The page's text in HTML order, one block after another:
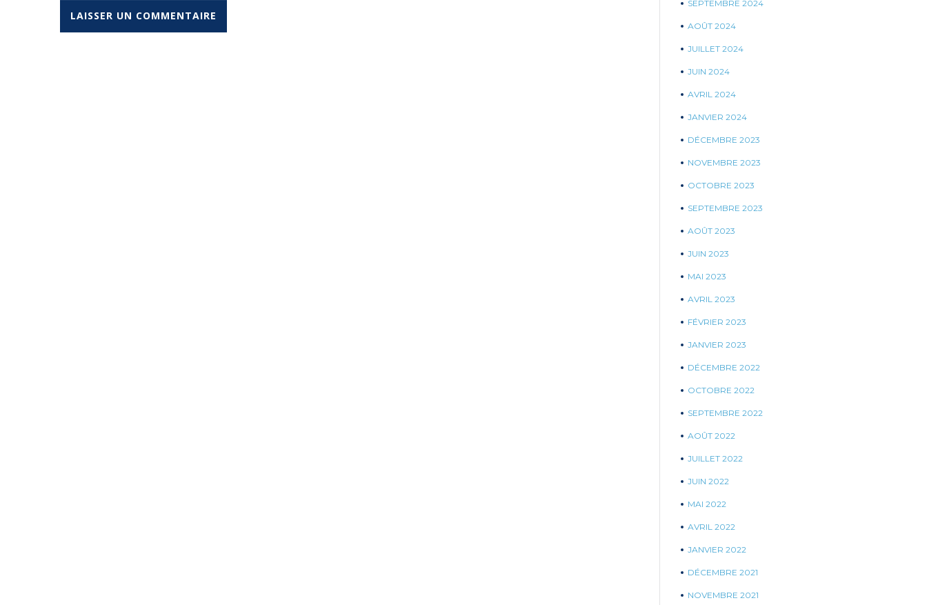
SEPTEMBRE 2024
AOÛT 2024
JUILLET 2024
JUIN 2024
AVRIL 2024
JANVIER 2024
DÉCEMBRE 2023
NOVEMBRE 2023
OCTOBRE 2023
SEPTEMBRE 2023
AOÛT 2023
JUIN 2023
MAI 2023
AVRIL 2023
FÉVRIER 2023
JANVIER 2023
DÉCEMBRE 2022
OCTOBRE 2022
SEPTEMBRE 2022
AOÛT 2022
JUILLET 2022
JUIN 2022
MAI 2022
AVRIL 2022
JANVIER 2022
DÉCEMBRE 2021
NOVEMBRE 2021